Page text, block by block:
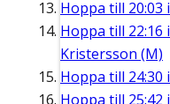
Hoppa till 20:03
Hoppa till 22:16
Kristersson (M)
Hoppa till 24:30
Hoppa till 25:42